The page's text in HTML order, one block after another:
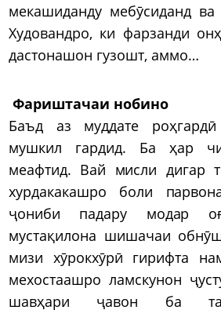
мекашиданду мебӯсиданд ва
Худовандро, ки фарзанди
дастонашон гузошт, аммо…
Фариштачаи нобино
Баъд аз муддате
мушкил гардид. Ба ҳар
меафтид. Вай мисли дигар
хурдакакашро боли
ҷониби падару модар
мустақилона шишачаи
мизи хӯрокхӯрӣ гирифта
мехостаашро ламскунон
шавҳари ҷавон ба